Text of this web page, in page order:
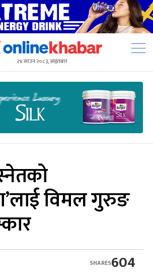
२४ साउन २०८३, आइतबार
विमल गुरुङ
604
SHARES